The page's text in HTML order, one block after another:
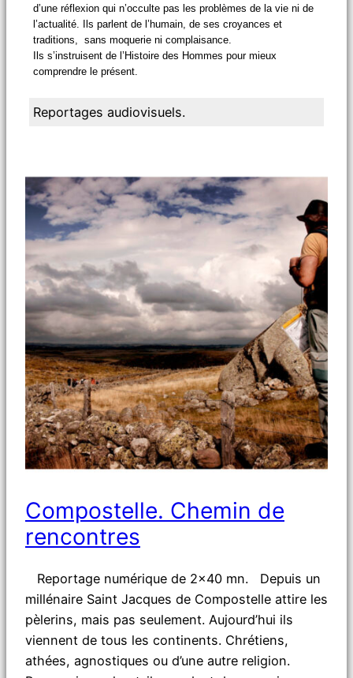
d’une réflexion qui n’occulte pas les problèmes de la vie ni de
l’actualité. Ils parlent de l’humain, de ses croyances et
traditions, sans moquerie ni complaisance.
Ils s’instruisent de l’Histoire des Hommes pour mieux
comprendre le présent.
Reportages audiovisuels.
Compostelle. Chemin de
rencontres
Reportage numérique de 2×40 mn. Depuis un
millénaire Saint Jacques de Compostelle attire les
pèlerins, mais pas seulement. Aujourd’hui ils
viennent de tous les continents. Chrétiens,
athées, agnostiques ou d’une autre religion.